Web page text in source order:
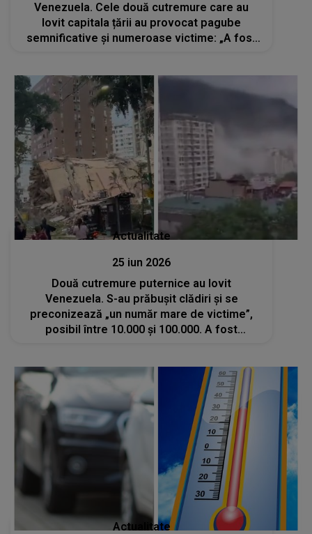
Venezuela. Cele două cutremure care au
lovit capitala țării au provocat pagube
semnificative și numeroase victime: „A fost
Actualitate
25 iun 2026
Două cutremure puternice au lovit
Venezuela. S-au prăbuşit clădiri şi se
preconizează „un număr mare de victime”,
posibil între 10.000 şi 100.000. A fost
Actualitate